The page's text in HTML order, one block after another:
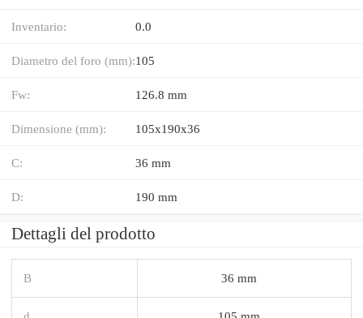
Inventario: 0.0
Diametro del foro (mm):105
Fw: 126.8 mm
Dimensione (mm): 105x190x36
C: 36 mm
D: 190 mm
Dettagli del prodotto
B 36 mm